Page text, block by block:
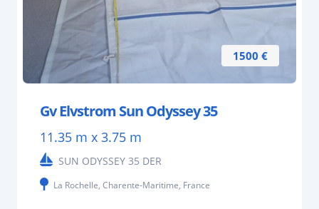
1500 €
Gv Elvstrom Sun Odyssey 35
11.35 m x 3.75 m
SUN ODYSSEY 35 DER
La Rochelle, Charente-Maritime, France